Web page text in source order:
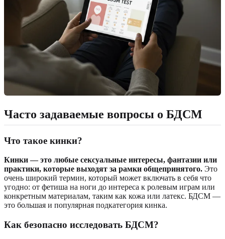
Часто задаваемые вопросы о БДСМ
Что такое кинки?
Кинки — это любые сексуальные интересы, фантазии или
практики, которые выходят за рамки общепринятого. Это
очень широкий термин, который может включать в себя что
угодно: от фетиша на ноги до интереса к ролевым играм или
конкретным материалам, таким как кожа или латекс. БДСМ —
это большая и популярная подкатегория кинка.
Как безопасно исследовать БДСМ?